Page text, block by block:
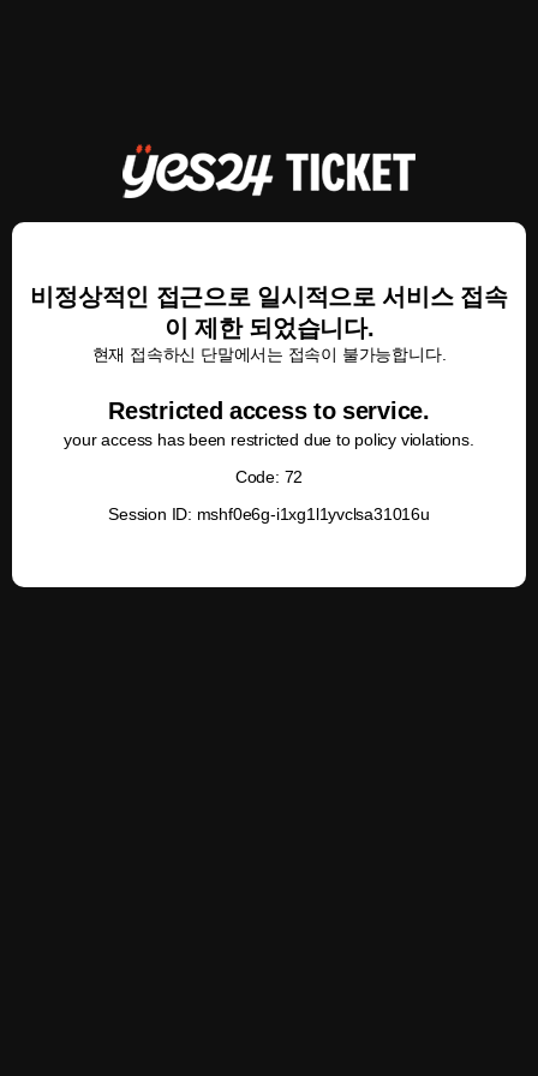
비정상적인 접근으로 일시적으로 서비스 접속
이 제한 되었습니다.
현재 접속하신 단말에서는 접속이 불가능합니다.
Restricted access to service.
your access has been restricted due to policy violations.
Code: 72
Session ID: mshf0e6g-i1xg1l1yvclsa31016u